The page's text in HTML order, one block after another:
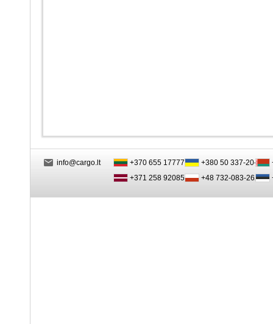
info@cargo.lt
+370 655 17777
+371 258 92085
+380 50 337-20-47
+48 732-083-262